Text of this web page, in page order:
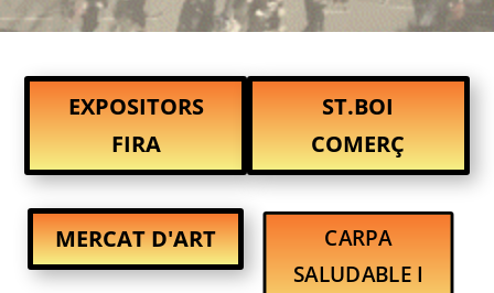
EXPOSITORS
FIRA
ST.BOI
COMERÇ
MERCAT D'ART
CARPA
SALUDABLE I